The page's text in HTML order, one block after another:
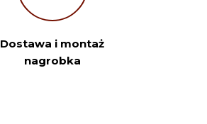
Dostawa i montaż
nagrobka